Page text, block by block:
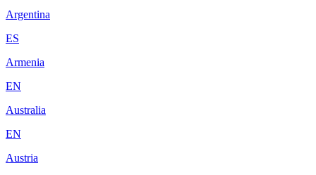
Argentina
ES
Armenia
EN
Australia
EN
Austria